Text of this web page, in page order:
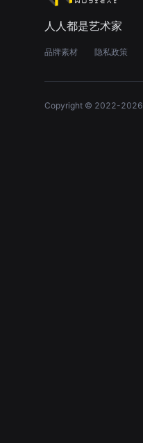
人人都是艺术家
品牌素材 隐私政策
Copyright © 2022-2026